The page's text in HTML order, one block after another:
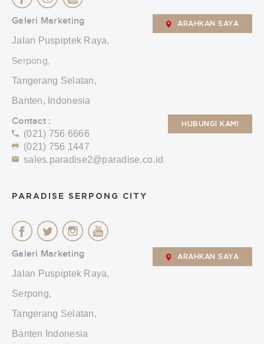
Galeri Marketing
Jalan Puspiptek Raya,
Serpong,
Tangerang Selatan,
Banten, Indonesia
ARAHKAN SAYA
Contact :
(021) 756 6666
(021) 756 1447
sales.paradise2@paradise.co.id
HUBUNGI KAMI
PARADISE SERPONG CITY
Galeri Marketing
Jalan Puspiptek Raya,
Serpong,
Tangerang Selatan,
Banten Indonesia
ARAHKAN SAYA